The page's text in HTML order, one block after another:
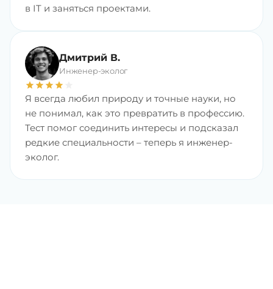
в IT и заняться проектами.
Дмитрий В.
Инженер-эколог
star star star star
Я всегда любил природу и точные науки, но
не понимал, как это превратить в профессию.
Тест помог соединить интересы и подсказал
редкие специальности – теперь я инженер-
эколог.